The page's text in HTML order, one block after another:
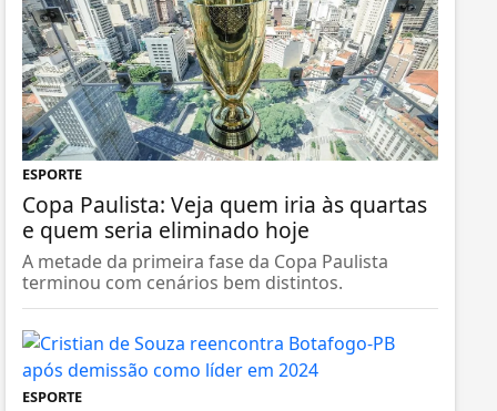
ESPORTE
Copa Paulista: Veja quem iria às quartas
e quem seria eliminado hoje
A metade da primeira fase da Copa Paulista
terminou com cenários bem distintos.
ESPORTE